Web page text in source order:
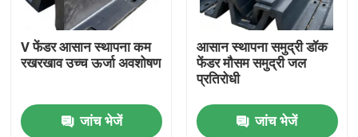
हमारे बारे में
V फेंडर आसान स्थापना कम
रखरखाव उच्च ऊर्जा अवशोषण
जांच भेजें
आसान स्थापना समुद्री डॉक
फेंडर मौसम समुद्री जल
प्रतिरोधी
जांच भेजें